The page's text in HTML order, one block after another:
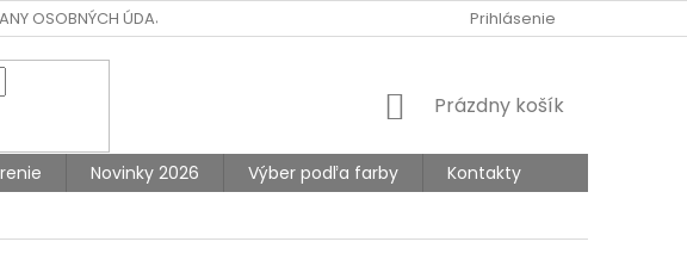
OSOBNÝCH ÚDAJOV Prihlásenie
NÁKUPNÝ
Prázdny košík
Novinky 2026 Výber podľa farby
Kontakty